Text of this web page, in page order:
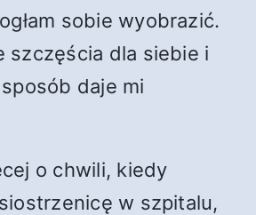
sobie wyobrazić.
szczęścia dla siebie i
daje mi
o chwili, kiedy
w szpitalu,